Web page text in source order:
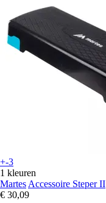
+-3
1 kleuren
Martes Accessoire Steper II
€ 30,09